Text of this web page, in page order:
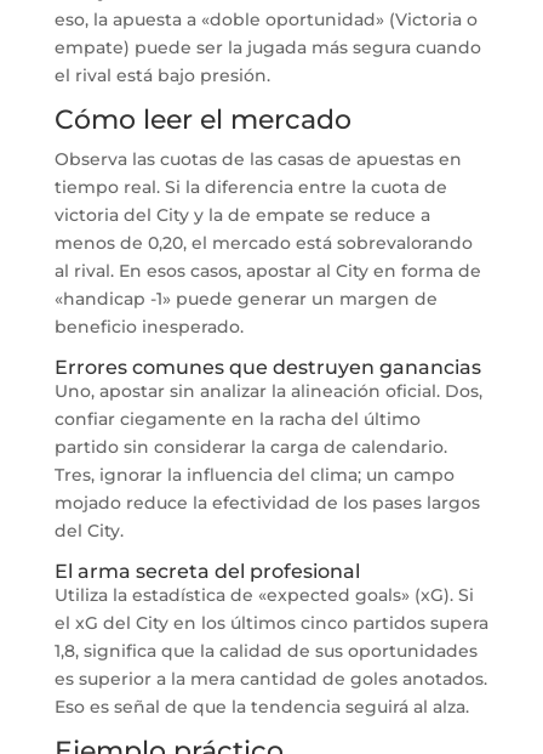
eso, la apuesta a «doble oportunidad» (Victoria o
empate) puede ser la jugada más segura cuando
el rival está bajo presión.
Cómo leer el mercado
Observa las cuotas de las casas de apuestas en
tiempo real. Si la diferencia entre la cuota de
victoria del City y la de empate se reduce a
menos de 0,20, el mercado está sobrevalorando
al rival. En esos casos, apostar al City en forma de
«handicap -1» puede generar un margen de
beneficio inesperado.
Errores comunes que destruyen ganancias
Uno, apostar sin analizar la alineación oficial. Dos,
confiar ciegamente en la racha del último
partido sin considerar la carga de calendario.
Tres, ignorar la influencia del clima; un campo
mojado reduce la efectividad de los pases largos
del City.
El arma secreta del profesional
Utiliza la estadística de «expected goals» (xG). Si
el xG del City en los últimos cinco partidos supera
1,8, significa que la calidad de sus oportunidades
es superior a la mera cantidad de goles anotados.
Eso es señal de que la tendencia seguirá al alza.